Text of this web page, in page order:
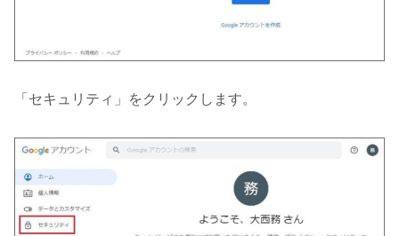
「セキュリティ」をクリックします。